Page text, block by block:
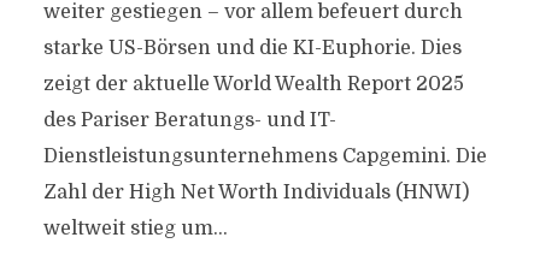
weiter gestiegen – vor allem befeuert durch
starke US-Börsen und die KI-Euphorie. Dies
zeigt der aktuelle World Wealth Report 2025
des Pariser Beratungs- und IT-
Dienstleistungsunternehmens Capgemini. Die
Zahl der High Net Worth Individuals (HNWI)
weltweit stieg um...